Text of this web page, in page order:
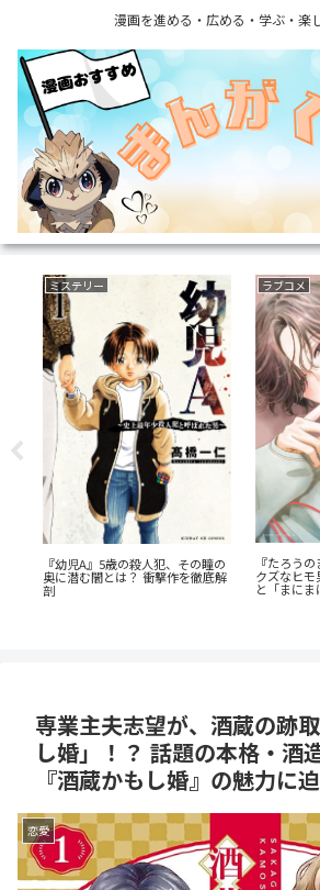
漫画を進める・広める・学ぶ・楽
ファンタジー
『捕虜英雄』完全解説！最底辺か
ら駆け上がる至高のカタルシス
いじめ
『先生、
ん。』徹底
の無慈悲な
専業主夫志望が、酒蔵の跡
し婚」！？ 話題の本格・酒
『酒蔵かもし婚』の魅力に
恋愛